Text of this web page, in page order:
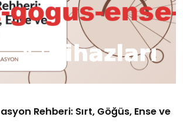
Rehberi: Sırt, Göğüs, Ense ve